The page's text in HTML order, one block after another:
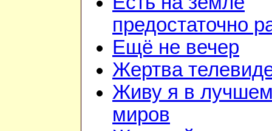
предостаточно
Ещё не вечер
Жертва
Живу я в
миров